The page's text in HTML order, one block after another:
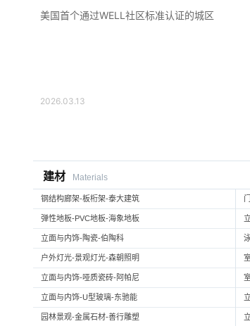
Hilderbrand
美国首个通过WELL社区标准认证的城区
2026.03.13
建材 Materials
钢结构廊架-板桁架-泰大建筑
弹性地板-PVC地板-海象地板
立面与内饰-陶瓷-伯陶科
户外灯光-景观灯光-森朝照明
立面与内饰-哑质瓷砖-阿帕尼
立面与内饰-U型玻璃-东驰能
园林景观-金属石材-善行雕塑